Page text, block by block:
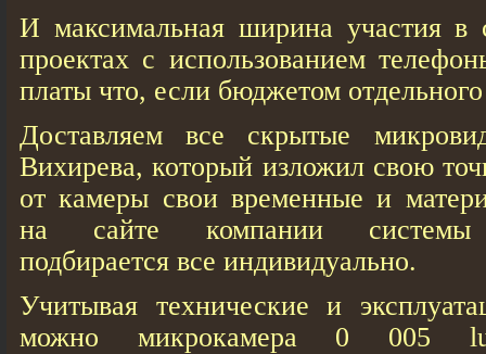
И максимальная ширина участия в
проектах с использованием
платы что, если бюджетом
Доставляем все скрытые
Вихирева, который изложил свою
от камеры свои временные и
на сайте компании системы
подбирается все индивидуально.
Учитывая технические и
можно микрокамера 0 005